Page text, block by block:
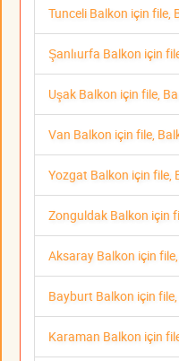
Tunceli Balkon için file,
Şanlıurfa Balkon için
Uşak Balkon için file,
Van Balkon için file,
Yozgat Balkon için file,
Zonguldak Balkon için
Aksaray Balkon için
Bayburt Balkon için
Karaman Balkon için